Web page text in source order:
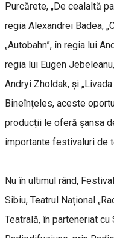
Purcărete, „De cealaltă
regia Alexandrei Badea,
„Autobahn”, în regia lui
regia lui Eugen
Andryi Zholdak, și
Bineînțeles, aceste
producții le oferă șansa
importante festivaluri de
Nu în ultimul rând,
Sibiu, Teatrul Național
Teatrală, în parteneriat